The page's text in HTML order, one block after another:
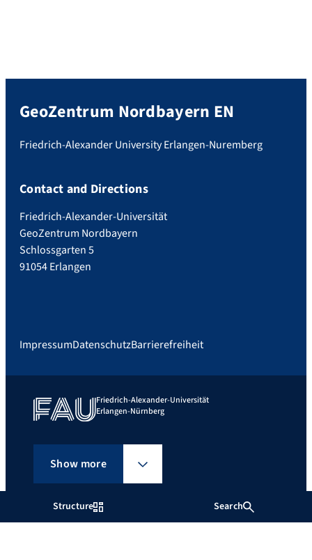
Structure Search
GeoZentrum Nordbayern EN
Friedrich-Alexander University Erlangen-Nuremberg
Contact and Directions
Friedrich-Alexander-Universität
GeoZentrum Nordbayern
Schlossgarten 5
91054 Erlangen
ImpressumDatenschutzBarrierefreiheit
Friedrich-Alexander-Universität
Erlangen-Nürnberg
Show more